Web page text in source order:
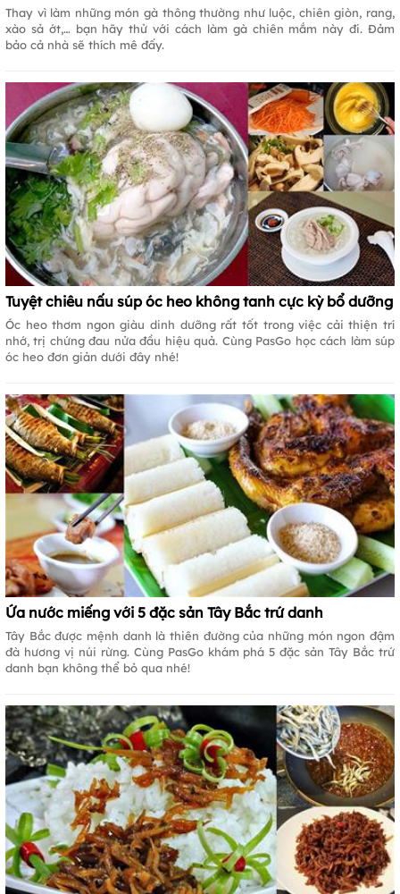
Thay vì làm những món gà thông thường như luộc, chiên giòn, rang,
xào sả ớt,… bạn hãy thử với cách làm gà chiên mắm này đi. Đảm
bảo cả nhà sẽ thích mê đấy.
Tuyệt chiêu nấu súp óc heo không tanh cực kỳ bổ dưỡng
Óc heo thơm ngon giàu dinh dưỡng rất tốt trong việc cải thiện trí
nhớ, trị chứng đau nửa đầu hiệu quả. Cùng PasGo học cách làm súp
óc heo đơn giản dưới đây nhé!
Ứa nước miếng với 5 đặc sản Tây Bắc trứ danh
Tây Bắc được mệnh danh là thiên đường của những món ngon đậm
đà hương vị núi rừng. Cùng PasGo khám phá 5 đặc sản Tây Bắc trứ
danh bạn không thể bỏ qua nhé!